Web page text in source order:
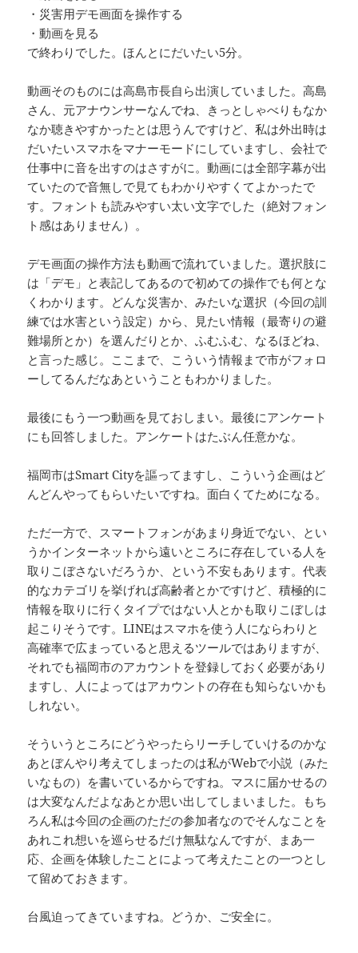
・災害用デモ画面を操作する
・動画を見る
で終わりでした。ほんとにだいたい5分。
動画そのものには高島市長自ら出演していました。高島
さん、元アナウンサーなんでね、きっとしゃべりもなか
なか聴きやすかったとは思うんですけど、私は外出時は
だいたいスマホをマナーモードにしていますし、会社で
仕事中に音を出すのはさすがに。動画には全部字幕が出
ていたので音無しで見てもわかりやすくてよかったで
す。フォントも読みやすい太い文字でした（絶対フォン
ト感はありません）。
デモ画面の操作方法も動画で流れていました。選択肢に
は「デモ」と表記してあるので初めての操作でも何とな
くわかります。どんな災害か、みたいな選択（今回の訓
練では水害という設定）から、見たい情報（最寄りの避
難場所とか）を選んだりとか、ふむふむ、なるほどね、
と言った感じ。ここまで、こういう情報まで市がフォロ
ーしてるんだなあということもわかりました。
最後にもう一つ動画を見ておしまい。最後にアンケート
にも回答しました。アンケートはたぶん任意かな。
福岡市はSmart Cityを謳ってますし、こういう企画はど
んどんやってもらいたいですね。面白くてためになる。
ただ一方で、スマートフォンがあまり身近でない、とい
うかインターネットから遠いところに存在している人を
取りこぼさないだろうか、という不安もあります。代表
的なカテゴリを挙げれば高齢者とかですけど、積極的に
情報を取りに行くタイプではない人とかも取りこぼしは
起こりそうです。LINEはスマホを使う人にならわりと
高確率で広まっていると思えるツールではありますが、
それでも福岡市のアカウントを登録しておく必要があり
ますし、人によってはアカウントの存在も知らないかも
しれない。
そういうところにどうやったらリーチしていけるのかな
あとぼんやり考えてしまったのは私がWebで小説（みた
いなもの）を書いているからですね。マスに届かせるの
は大変なんだよなあとか思い出してしまいました。もち
ろん私は今回の企画のただの参加者なのでそんなことを
あれこれ想いを巡らせるだけ無駄なんですが、まあ一
応、企画を体験したことによって考えたことの一つとし
て留めておきます。
台風迫ってきていますね。どうか、ご安全に。